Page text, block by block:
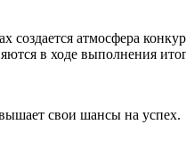
создается атмосфера
в ходе выполнения
свои шансы на успех.